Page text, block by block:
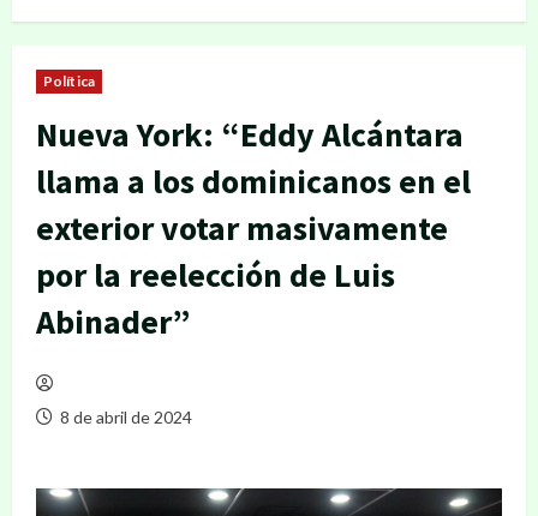
Política
Nueva York: “Eddy Alcántara
llama a los dominicanos en el
exterior votar masivamente
por la reelección de Luis
Abinader”
8 de abril de 2024